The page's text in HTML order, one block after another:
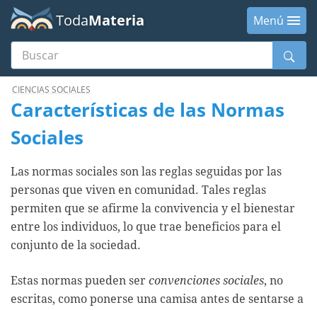
TodaMateria
Menú
Buscar
MenúCIENCIAS SOCIALES
Características de las Normas
Sociales
Las normas sociales son las reglas seguidas por las
personas que viven en comunidad. Tales reglas
permiten que se afirme la convivencia y el bienestar
entre los individuos, lo que trae beneficios para el
conjunto de la sociedad.
Estas normas pueden ser convenciones sociales, no
escritas, como ponerse una camisa antes de sentarse a